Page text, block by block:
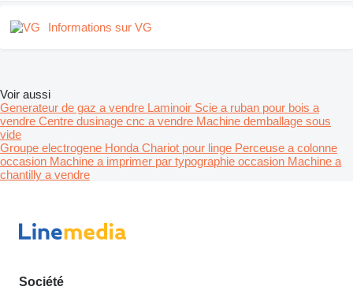
Informations sur VG
Voir aussi
Generateur de gaz a vendre Laminoir Scie a ruban pour bois a
vendre Centre dusinage cnc a vendre Machine demballage sous
vide
Groupe electrogene Honda Chariot pour linge Perceuse a colonne
occasion Machine a imprimer par typographie occasion Machine a
chantilly a vendre
Société